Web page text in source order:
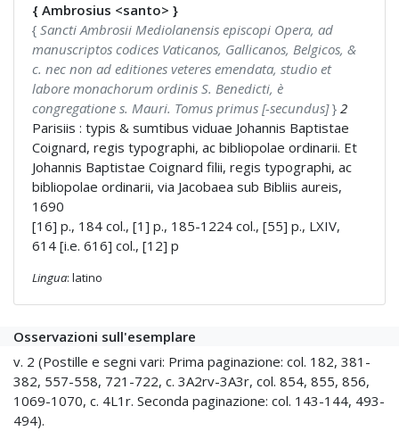
{ Ambrosius <santo> }
{ Sancti Ambrosii Mediolanensis episcopi Opera, ad
manuscriptos codices Vaticanos, Gallicanos, Belgicos, &
c. nec non ad editiones veteres emendata, studio et
labore monachorum ordinis S. Benedicti, è
congregatione s. Mauri. Tomus primus [-secundus]} 2
Parisiis : typis & sumtibus viduae Johannis Baptistae
Coignard, regis typographi, ac bibliopolae ordinarii. Et
Johannis Baptistae Coignard filii, regis typographi, ac
bibliopolae ordinarii, via Jacobaea sub Bibliis aureis,
1690
[16] p., 184 col., [1] p., 185-1224 col., [55] p., LXIV,
614 [i.e. 616] col., [12] p
Lingua: latino
Osservazioni sull'esemplare
v. 2 (Postille e segni vari: Prima paginazione: col. 182, 381-
382, 557-558, 721-722, c. 3A2rv-3A3r, col. 854, 855, 856,
1069-1070, c. 4L1r. Seconda paginazione: col. 143-144, 493-
494).